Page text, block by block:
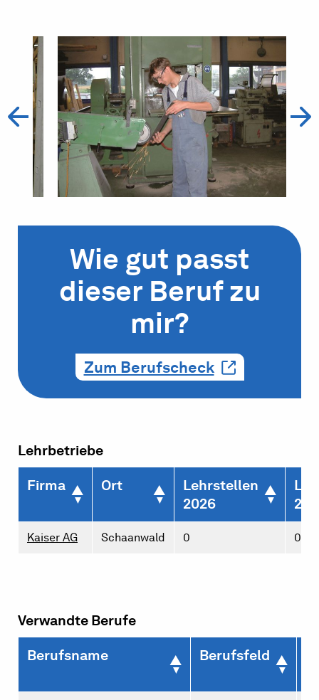
Wie gut passt
dieser Beruf zu
mir?
Zum Berufscheck
Lehrbetriebe
Firma Ort
Lehrstellen
2026
Kaiser AG Schaanwald 0 0
Verwandte Berufe
Berufsname Berufsfeld